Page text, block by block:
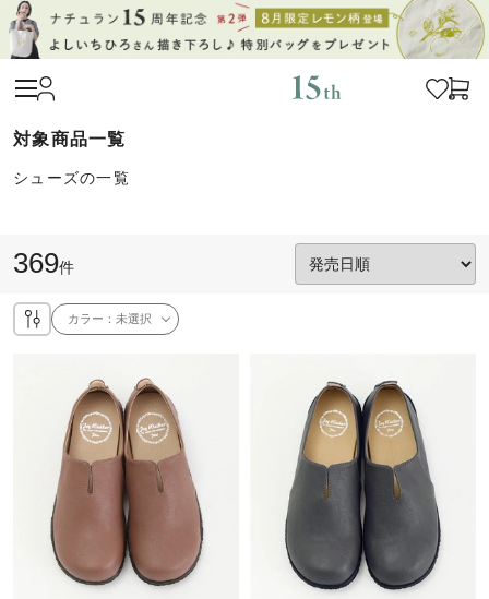
シューズの一覧
369件
カラー：未選択